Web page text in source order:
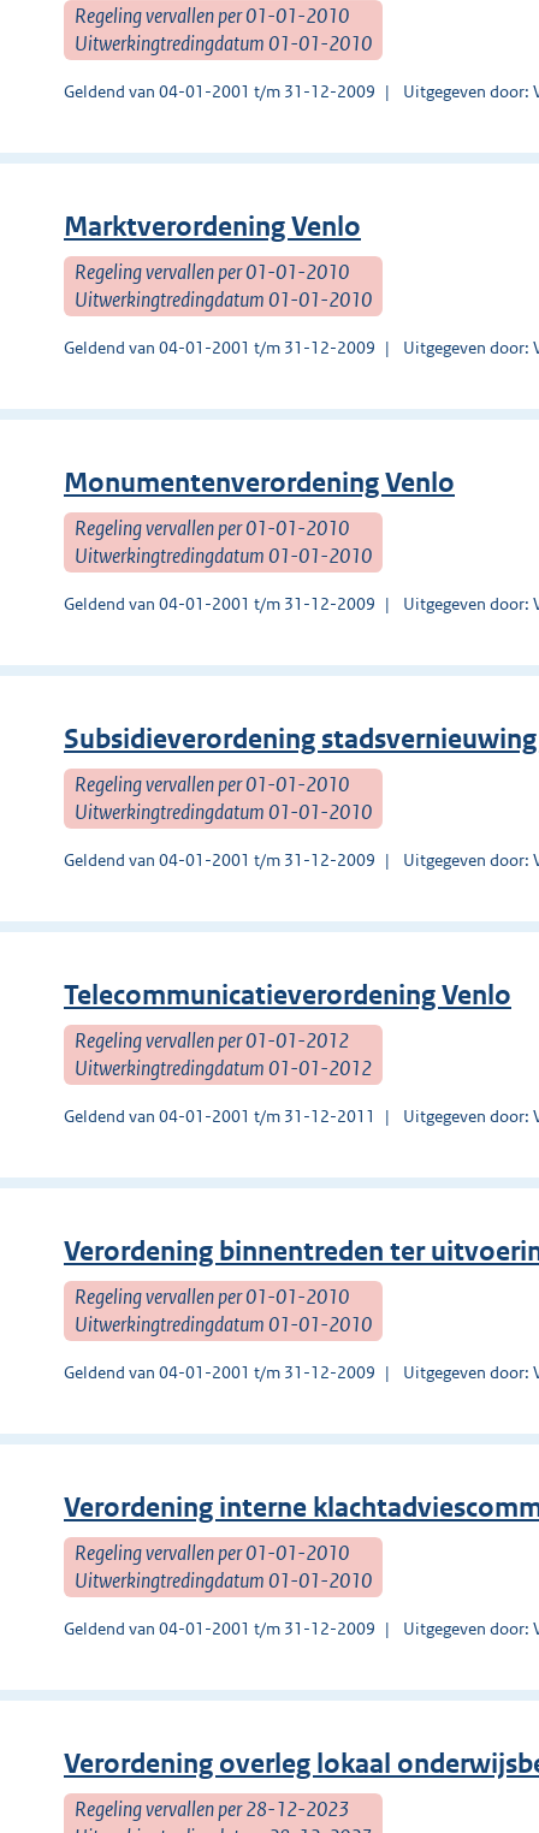
Regeling vervallen per 01-01-2010
Uitwerkingtredingdatum 01-01-2010
Geldend van 04-01-2001 t/m 31-12-2009 Uitgegeven door:
Marktverordening Venlo
Regeling vervallen per 01-01-2010
Uitwerkingtredingdatum 01-01-2010
Geldend van 04-01-2001 t/m 31-12-2009 Uitgegeven door:
Monumentenverordening Venlo
Regeling vervallen per 01-01-2010
Uitwerkingtredingdatum 01-01-2010
Geldend van 04-01-2001 t/m 31-12-2009 Uitgegeven door:
Subsidieverordening
Regeling vervallen per 01-01-2010
Uitwerkingtredingdatum 01-01-2010
Geldend van 04-01-2001 t/m 31-12-2009 Uitgegeven door:
Telecommunicatieverordening Venlo
Regeling vervallen per 01-01-2012
Uitwerkingtredingdatum 01-01-2012
Geldend van 04-01-2001 t/m 31-12-2011 Uitgegeven door:
Verordening binnentreden ter
Regeling vervallen per 01-01-2010
Uitwerkingtredingdatum 01-01-2010
Geldend van 04-01-2001 t/m 31-12-2009 Uitgegeven door:
Verordening interne
Regeling vervallen per 01-01-2010
Uitwerkingtredingdatum 01-01-2010
Geldend van 04-01-2001 t/m 31-12-2009 Uitgegeven door:
Verordening overleg lokaal
Regeling vervallen per 28-12-2023